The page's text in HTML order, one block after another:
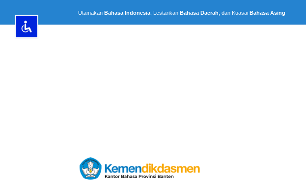
konten
Utamakan Bahasa Indonesia , Lestarikan Bahasa Daerah , dan Kuasai Bahasa Asing